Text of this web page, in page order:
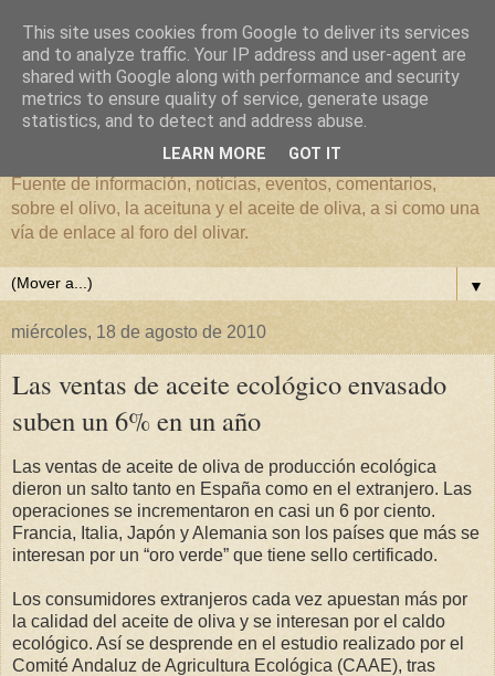
El mundo del Olivar
Fuente de información, noticias, eventos, comentarios,
sobre el olivo, la aceituna y el aceite de oliva, a si como una
vía de enlace al foro del olivar.
▼
miércoles, 18 de agosto de 2010
Las ventas de aceite ecológico envasado
suben un 6% en un año
Las ventas de aceite de oliva de producción ecológica
dieron un salto tanto en España como en el extranjero. Las
operaciones se incrementaron en casi un 6 por ciento.
Francia, Italia, Japón y Alemania son los países que más se
interesan por un “oro verde” que tiene sello certificado.
Los consumidores extranjeros cada vez apuestan más por
la calidad del aceite de oliva y se interesan por el caldo
ecológico. Así se desprende en el estudio realizado por el
Comité Andaluz de Agricultura Ecológica (CAAE), tras
This site uses cookies from Google to deliver its services
and to analyze traffic. Your IP address and user-agent are
shared with Google along with performance and security
metrics to ensure quality of service, generate usage
statistics, and to detect and address abuse.
LEARN MORE GOT IT